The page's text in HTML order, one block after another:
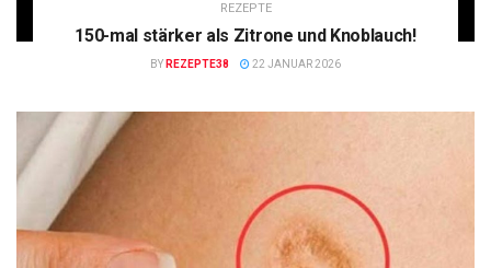
REZEPTE
150-mal stärker als Zitrone und Knoblauch!
BY REZEPTE38 22 JANUAR 2026